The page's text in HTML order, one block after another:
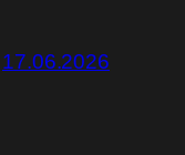
17.06.2026